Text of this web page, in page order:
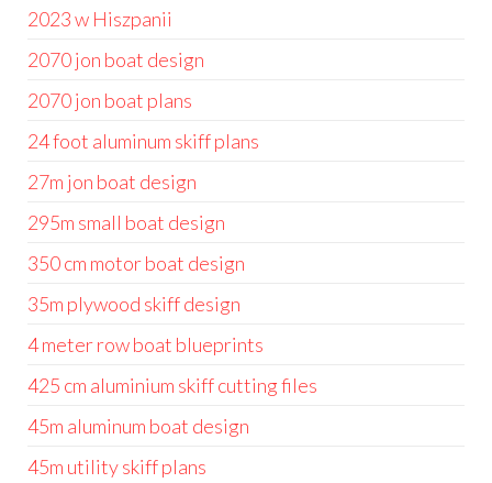
2023 w Hiszpanii
2070 jon boat design
2070 jon boat plans
24 foot aluminum skiff plans
27m jon boat design
295m small boat design
350 cm motor boat design
35m plywood skiff design
4 meter row boat blueprints
425 cm aluminium skiff cutting files
45m aluminum boat design
45m utility skiff plans